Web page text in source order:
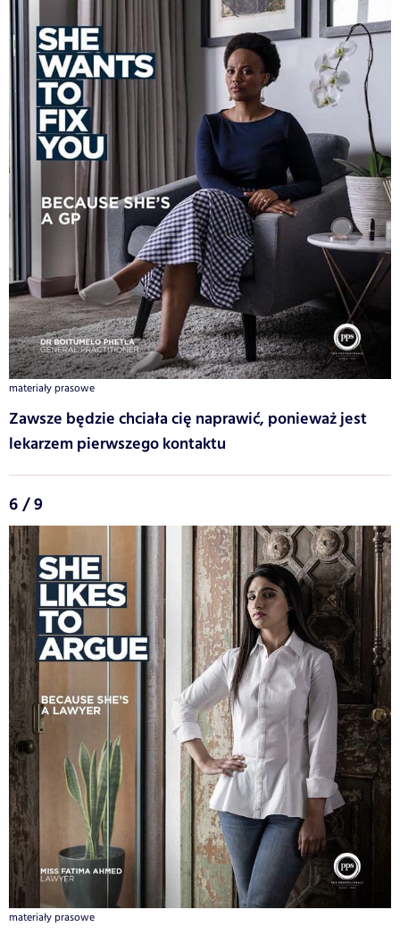
materiały prasowe
Zawsze będzie chciała cię naprawić, ponieważ jest
lekarzem pierwszego kontaktu
6 / 9
materiały prasowe